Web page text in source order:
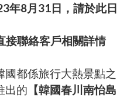
年8月31日，請於此日
接聯絡客戶相關詳情
國都係旅行大熱景點之
出的 【韓國春川南怡島